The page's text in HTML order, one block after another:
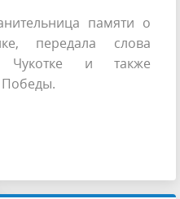
памяти о
передала слова
Чукотке и также
Победы.